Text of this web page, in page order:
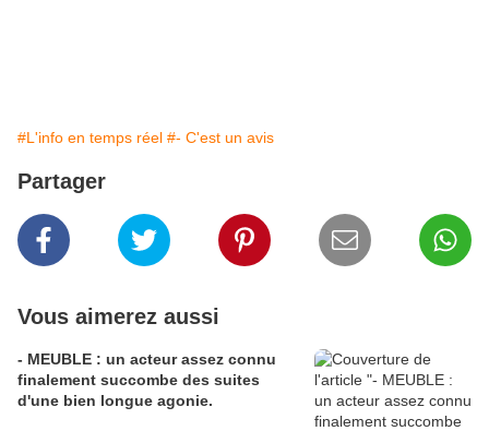
#L'info en temps réel #- C'est un avis
Partager
Vous aimerez aussi
- MEUBLE : un acteur assez connu
finalement succombe des suites
d'une bien longue agonie.